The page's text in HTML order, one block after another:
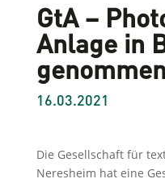
GtA –
Anlage in
genommen
16.03.2021
Die Gesellschaft für
Neresheim hat eine